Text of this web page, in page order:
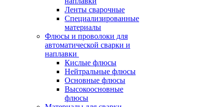
Ленты сварочные
Специализированные
материалы
Флюсы и проволоки для
автоматической сварки и
наплавки
Кислые флюсы
Нейтральные флюсы
Основные флюсы
Высокоосновные
флюсы